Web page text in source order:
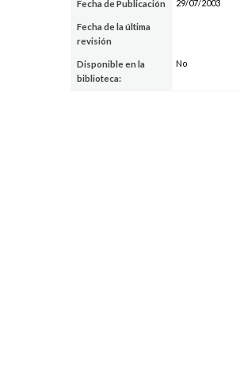
Fecha de Publicación 29/07/2003
Fecha de la última
revisión
Disponible en la
biblioteca:
No